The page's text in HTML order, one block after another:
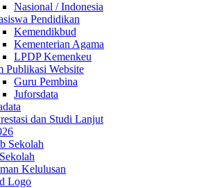
Nasional / Indonesia
Pendidikan
Kemendikbud
Kementerian Agama
LPDP Kemenkeu
Publikasi Website
Guru Pembina
Juforsdata
dan Studi Lanjut
Sekolah
Kelulusan
Logo